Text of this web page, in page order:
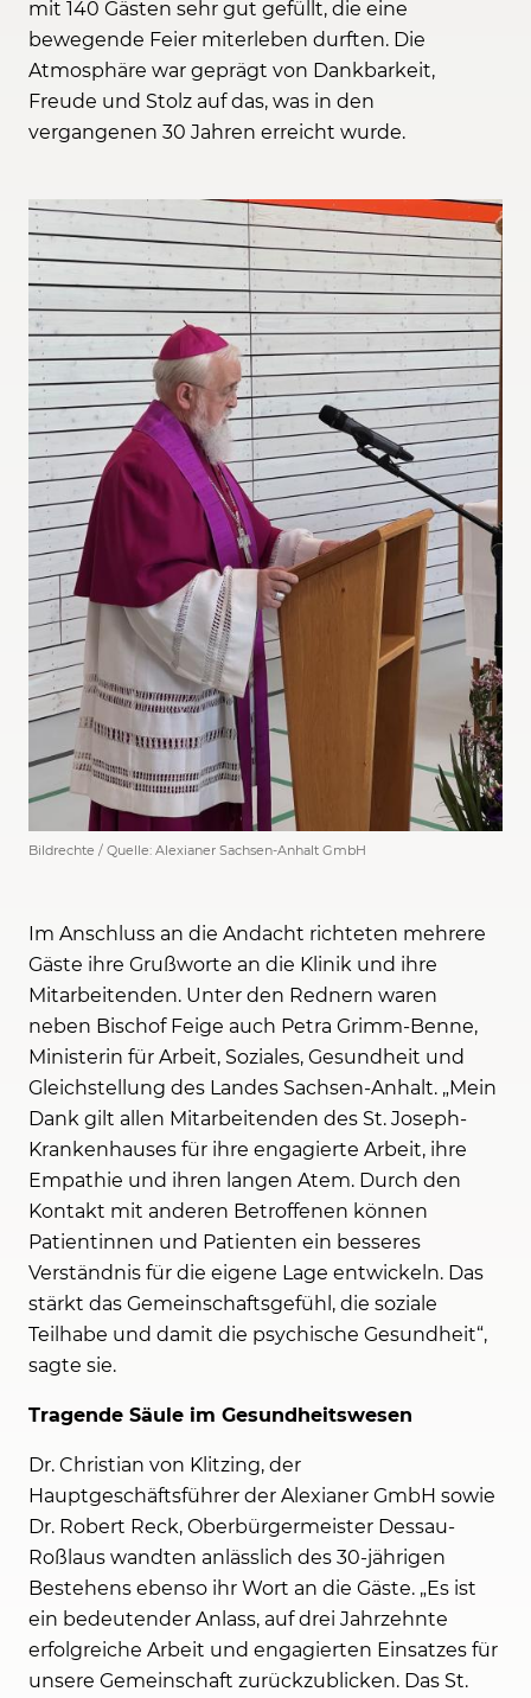
mit 140 Gästen sehr gut gefüllt, die eine
bewegende Feier miterleben durften. Die
Atmosphäre war geprägt von Dankbarkeit,
Freude und Stolz auf das, was in den
vergangenen 30 Jahren erreicht wurde.
Bildrechte / Quelle: Alexianer Sachsen-Anhalt GmbH
Im Anschluss an die Andacht richteten mehrere
Gäste ihre Grußworte an die Klinik und ihre
Mitarbeitenden. Unter den Rednern waren
neben Bischof Feige auch Petra Grimm-Benne,
Ministerin für Arbeit, Soziales, Gesundheit und
Gleichstellung des Landes Sachsen-Anhalt. „Mein
Dank gilt allen Mitarbeitenden des St. Joseph-
Krankenhauses für ihre engagierte Arbeit, ihre
Empathie und ihren langen Atem. Durch den
Kontakt mit anderen Betroffenen können
Patientinnen und Patienten ein besseres
Verständnis für die eigene Lage entwickeln. Das
stärkt das Gemeinschaftsgefühl, die soziale
Teilhabe und damit die psychische Gesundheit“,
sagte sie.
Tragende Säule im Gesundheitswesen
Dr. Christian von Klitzing, der
Hauptgeschäftsführer der Alexianer GmbH sowie
Dr. Robert Reck, Oberbürgermeister Dessau-
Roßlaus wandten anlässlich des 30-jährigen
Bestehens ebenso ihr Wort an die Gäste. „Es ist
ein bedeutender Anlass, auf drei Jahrzehnte
erfolgreiche Arbeit und engagierten Einsatzes für
unsere Gemeinschaft zurückzublicken. Das St.